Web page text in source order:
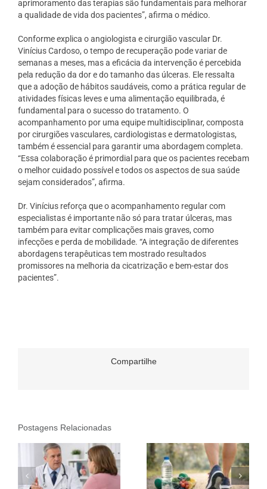
aprimoramento das terapias são fundamentais para melhorar
a qualidade de vida dos pacientes”, afirma o médico.
Conforme explica o angiologista e cirurgião vascular Dr.
Vinícius Cardoso, o tempo de recuperação pode variar de
semanas a meses, mas a eficácia da intervenção é percebida
pela redução da dor e do tamanho das úlceras. Ele ressalta
que a adoção de hábitos saudáveis, como a prática regular de
atividades físicas leves e uma alimentação equilibrada, é
fundamental para o sucesso do tratamento. O
acompanhamento por uma equipe multidisciplinar, composta
por cirurgiões vasculares, cardiologistas e dermatologistas,
também é essencial para garantir uma abordagem completa.
“Essa colaboração é primordial para que os pacientes recebam
o melhor cuidado possível e todos os aspectos de sua saúde
sejam considerados”, afirma.
Dr. Vinícius reforça que o acompanhamento regular com
especialistas é importante não só para tratar úlceras, mas
também para evitar complicações mais graves, como
infecções e perda de mobilidade. “A integração de diferentes
abordagens terapêuticas tem mostrado resultados
promissores na melhoria da cicatrização e bem-estar dos
pacientes”.
Compartilhe
Postagens Relacionadas